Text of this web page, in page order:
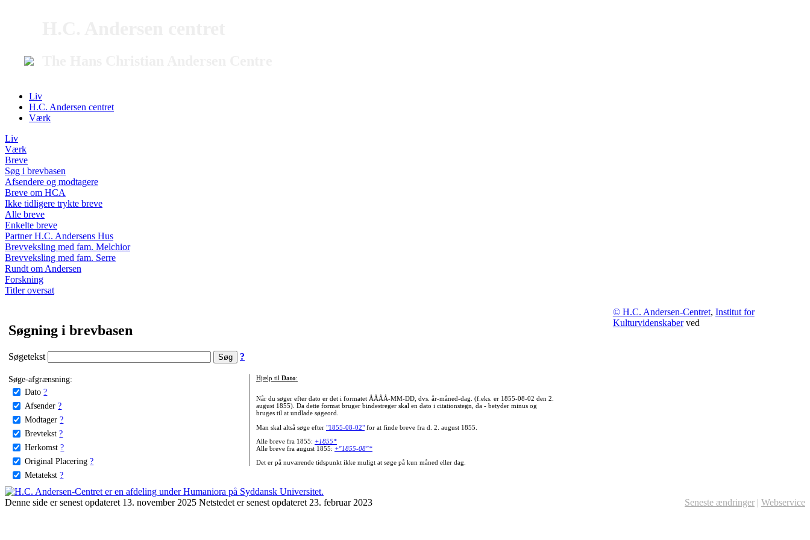
Liv
H.C. Andersen centret
Værk
Liv
Værk
Breve
Søg i brevbasen
Afsendere og modtagere
Breve om HCA
Ikke tidligere trykte breve
Alle breve
Enkelte breve
Partner H.C. Andersens Hus
Brevveksling med fam. Melchior
Brevveksling med fam. Serre
Rundt om Andersen
Forskning
Titler oversat
Søgning i brevbasen
Søgetekst ?
Søge-afgrænsning:
Dato ?
Afsender ?
Modtager ?
Brevtekst ?
Herkomst ?
Original Placering ?
Metatekst ?
Hjælp til Dato:
Når du søger efter dato er det i formatet ÅÅÅÅ-MM-DD, dvs. år-måned-dag. (f.eks. er 1855-08-02 den 2.
august 1855). Da dette format bruger bindestreger skal en dato i citationstegn, da - betyder minus og
bruges til at undlade søgeord.
Man skal altså søge efter "1855-08-02"for at finde breve fra d. 2. august 1855.
Alle breve fra 1855: +1855*
Alle breve fra august 1855: +"1855-08"*
Det er på nuværende tidspunkt ikke muligt at søge på kun måned eller dag.
© H.C. Andersen-Centret, Institut for
Kulturvidenskaberved
Denne side er senest opdateret 13. november 2025 Netstedet er senest opdateret 23. februar 2023 Seneste ændringer | Webservice